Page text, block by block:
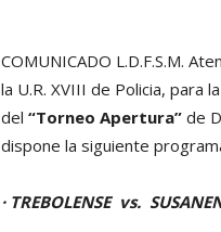
COMUNICADO L.D.F.S.M.
la U.R. XVIII de Policia, para
del “Torneo Apertura” de
dispone la siguiente
· TREBOLENSE vs.